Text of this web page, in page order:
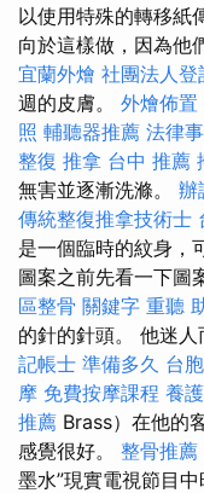
以使用特殊的轉移紙
向於這樣做，因為他
宜蘭外燴 社團法人登
週的皮膚。 外燴佈置
照 輔聽器推薦 法律
整復 推拿 台中 推薦
無害並逐漸洗滌。 辦
傳統整復推拿技術士
是一個臨時的紋身，
圖案之前先看一下圖
區整骨 關鍵字 重聽
的針的針頭。 他迷
記帳士 準備多久 台
摩 免費按摩課程 養
推薦 Brass）在他的
感覺很好。 整骨推薦
墨水”現實電視節目